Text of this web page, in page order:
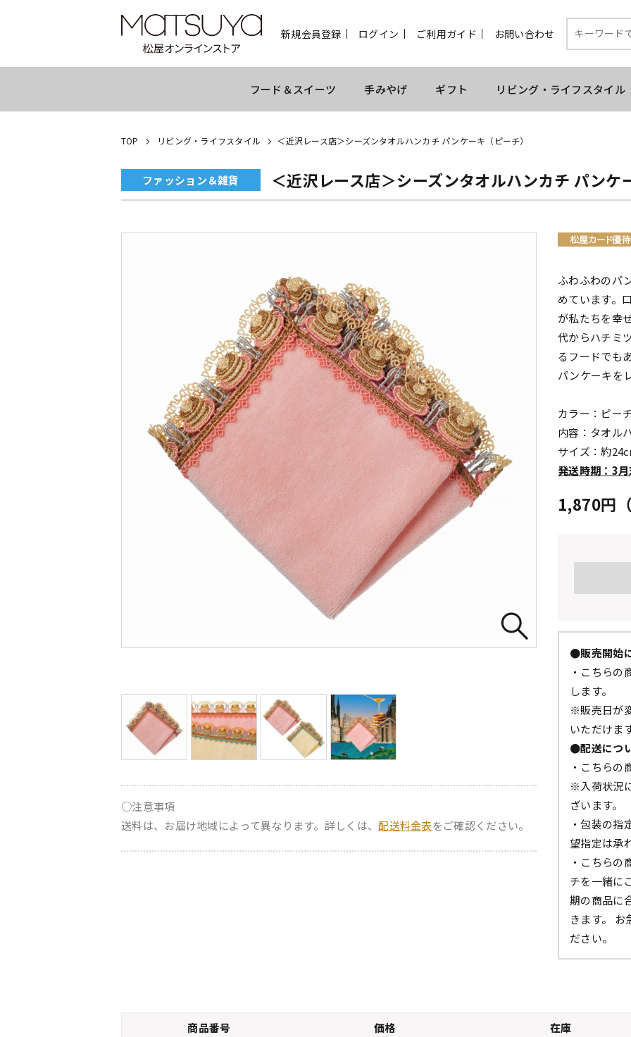
新規会員登録 ログイン ご利用ガイド お問い合わせ
フード＆スイーツ 手みやげ ギフト リビング・ライフスタイル
TOP リビング・ライフスタイル ＜近沢レース店＞シーズンタオルハンカチ パンケーキ（ピーチ）
ファッション＆雑貨 ＜近沢レース店＞シーズンタオルハンカチ パンケ
○注意事項
送料は、お届け地域によって異なります。詳しくは、配送料金表をご確認ください。
ふわふわのパ
めています。
が私たちを幸
代からハチミ
るフードでも
パンケーキを
カラー：ピー
内容：タオル
サイズ：約
発送時期：3
1,870円
●販売開始
・こちらの
します。
※販売日が
いただけま
●配送につ
・こちらの
※入荷状況
ざいます。
・包装の指
望指定は承
・こちらの
チを一緒に
期の商品に
きます。
ださい。
商品番号 価格
在庫